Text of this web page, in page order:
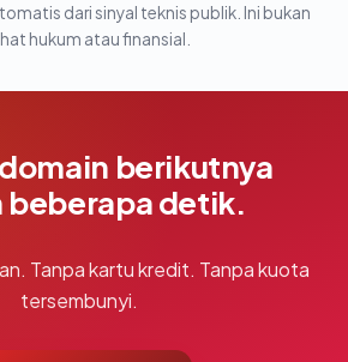
dari sinyal teknis publik. Ini bukan
hukum atau finansial.
berikutnya
beberapa detik.
Tanpa kartu kredit. Tanpa kuota
tersembunyi.